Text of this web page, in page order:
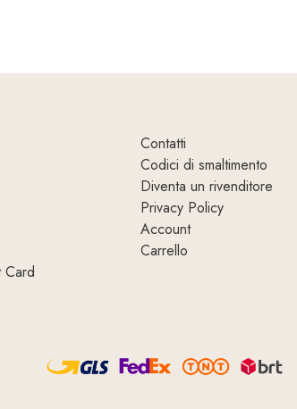
Contatti
Codici di smaltimento
Diventa un rivenditore
Privacy Policy
Account
Carrello